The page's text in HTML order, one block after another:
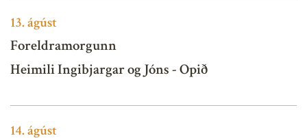
13.ágúst
Foreldramorgunn
Heimili Ingibjargar og Jóns - Opið
14.ágúst